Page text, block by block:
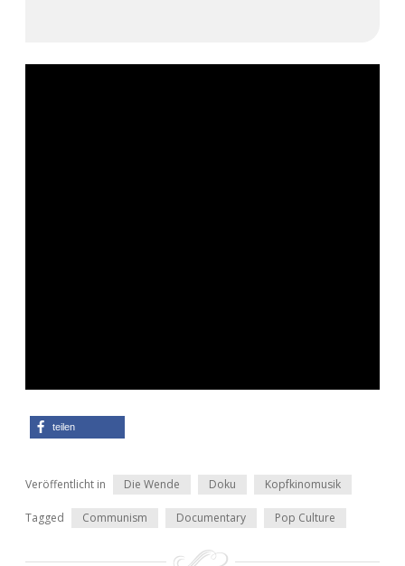
teilen
Veröffentlicht in Die Wende Doku Kopfkinomusik
Tagged Communism Documentary Pop Culture